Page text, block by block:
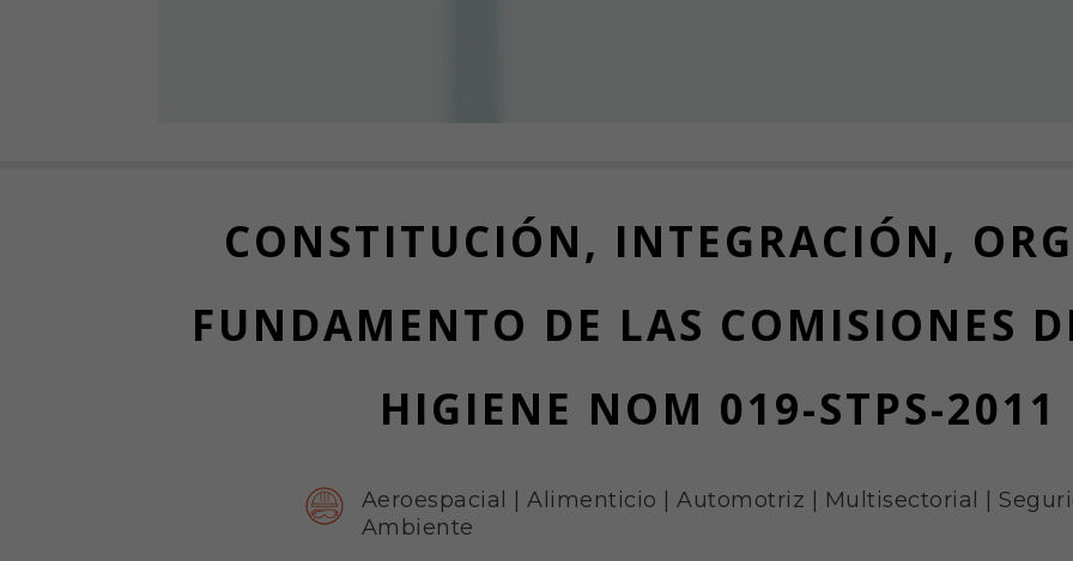
CONSTITUCIÓN, INTEGRACIÓN,
FUNDAMENTO DE LAS COMISIONES
HIGIENE NOM 019-STPS-
Aeroespacial Alimenticio Automotriz Multisectorial
Ambiente